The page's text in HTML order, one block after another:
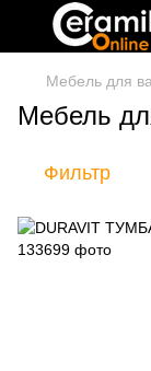
Мебель для
Мебель
Фильтр